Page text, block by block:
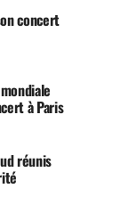
concert
à Paris
réunis